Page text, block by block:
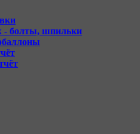
- болты, шпильки